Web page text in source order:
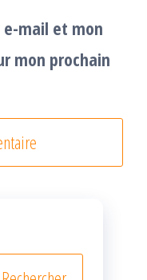
mail et mon
mon prochain